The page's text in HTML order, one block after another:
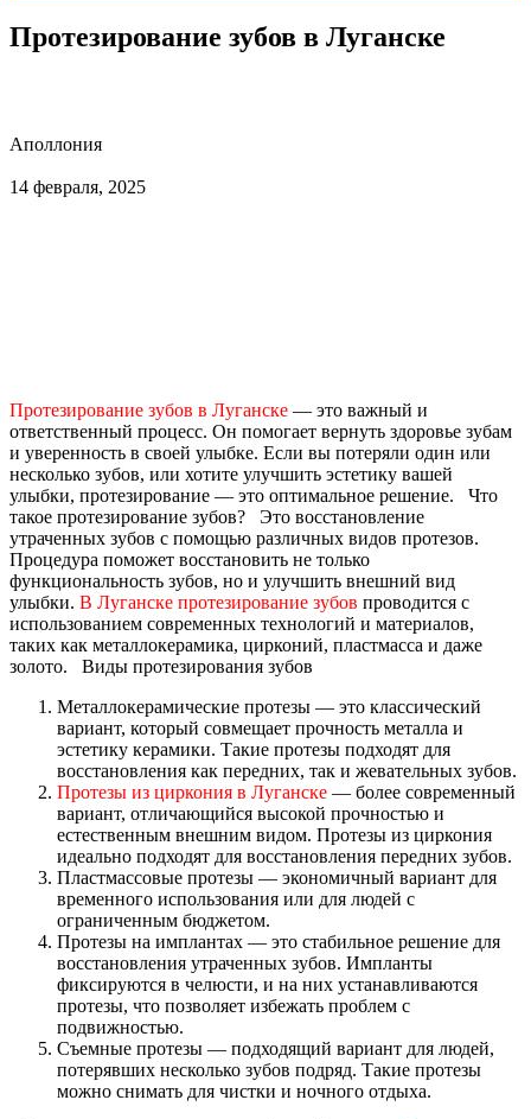
Протезирование зубов в Луганске
Аполлония
14 февраля, 2025
Протезирование зубов в Луганске — это важный и
ответственный процесс. Он помогает вернуть здоровье зубам
и уверенность в своей улыбке. Если вы потеряли один или
несколько зубов, или хотите улучшить эстетику вашей
улыбки, протезирование — это оптимальное решение.
Что
такое протезирование зубов?
Это восстановление
утраченных зубов с помощью различных видов протезов.
Процедура поможет восстановить не только
функциональность зубов, но и улучшить внешний вид
улыбки. В Луганске протезирование зубов проводится с
использованием современных технологий и материалов,
таких как металлокерамика, цирконий, пластмасса и даже
золото.
Виды протезирования зубов
Металлокерамические протезы — это классический
вариант, который совмещает прочность металла и
эстетику керамики. Такие протезы подходят для
восстановления как передних, так и жевательных зубов.
Протезы из циркония в Луганске — более современный
вариант, отличающийся высокой прочностью и
естественным внешним видом. Протезы из циркония
идеально подходят для восстановления передних зубов.
Пластмассовые протезы — экономичный вариант для
временного использования или для людей с
ограниченным бюджетом.
Протезы на имплантах — это стабильное решение для
восстановления утраченных зубов. Импланты
фиксируются в челюсти, и на них устанавливаются
протезы, что позволяет избежать проблем с
подвижностью.
Съемные протезы — подходящий вариант для людей,
потерявших несколько зубов подряд. Такие протезы
можно снимать для чистки и ночного отдыха.